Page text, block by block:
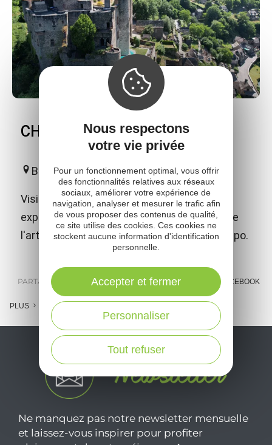
CHATEAU DE BELCASTEL
Belcastel
Visite du château médiéval et de son
exposition "Ce que le temps n'efface pas" de
l'artiste peintre contemporain Emmanuel Flipo.
PARTAGER : E-MAIL MESSENGER FACEBOOK
PLUS
Ne manquez pas notre newsletter mensuelle
et laissez-vous inspirer pour profiter
Nous respectons
votre vie privée
Pour un fonctionnement optimal, vous offrir
des fonctionnalités relatives aux réseaux
sociaux, améliorer votre expérience de
navigation, analyser et mesurer le trafic afin
de vous proposer des contenus de qualité,
ce site utilise des cookies. Ces cookies ne
stockent aucune information d'identification
personnelle.
Tout refuser
Personnaliser
Accepter et fermer